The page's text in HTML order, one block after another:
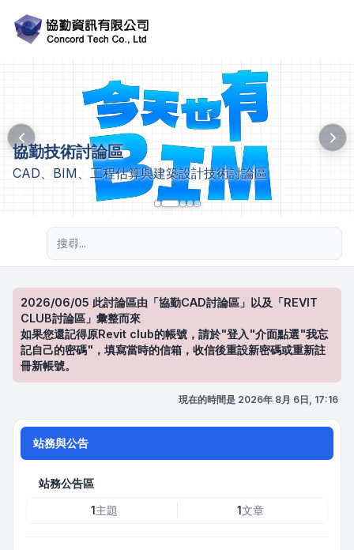
協勤技術討論區
CAD、BIM、工程估算與建築設計技術討論區
2026/06/05 此討論區由「協勤CAD討論區」以及「REVIT
CLUB討論區」彙整而來
如果您還記得原Revit club的帳號，請於"登入"介面點選"我忘
記自己的密碼"，填寫當時的信箱，收信後重設新密碼或重新註
冊新帳號。
現在的時間是 2026年 8月 6日, 17:16
站務與公告
站務公告區
1主題 1文章